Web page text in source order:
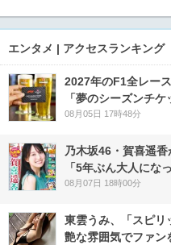
エンタメ | アクセスランキング
2027年のF1全レー
「夢のシーズンチ
08月05日 17時48分
乃木坂46・賀喜遥
「5年ぶん大人にな
08月07日 18時00分
東雲うみ、「スピリ
艶な雰囲気でファン